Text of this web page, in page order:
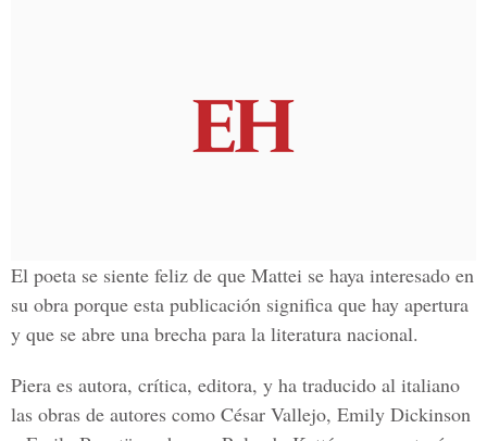
El poeta se siente feliz de que Mattei se haya interesado en
su obra porque esta publicación significa que hay apertura
y que se abre una brecha para la literatura nacional.
Piera es autora, crítica, editora, y ha traducido al italiano
las obras de autores como César Vallejo, Emily Dickinson